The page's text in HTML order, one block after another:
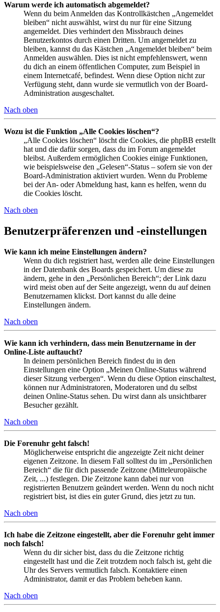
Warum werde ich automatisch abgemeldet?
Wenn du beim Anmelden das Kontrollkästchen „Angemeldet
bleiben“ nicht auswählst, wirst du nur für eine Sitzung
angemeldet. Dies verhindert den Missbrauch deines
Benutzerkontos durch einen Dritten. Um angemeldet zu
bleiben, kannst du das Kästchen „Angemeldet bleiben“ beim
Anmelden auswählen. Dies ist nicht empfehlenswert, wenn
du dich an einem öffentlichen Computer, zum Beispiel in
einem Internetcafé, befindest. Wenn diese Option nicht zur
Verfügung steht, dann wurde sie vermutlich von der Board-
Administration ausgeschaltet.
Nach oben
Wozu ist die Funktion „Alle Cookies löschen“?
„Alle Cookies löschen“ löscht die Cookies, die phpBB erstellt
hat und die dafür sorgen, dass du im Forum angemeldet
bleibst. Außerdem ermöglichen Cookies einige Funktionen,
wie beispielsweise den „Gelesen“-Status – sofern sie von der
Board-Administration aktiviert wurden. Wenn du Probleme
bei der An- oder Abmeldung hast, kann es helfen, wenn du
die Cookies löscht.
Nach oben
Benutzerpräferenzen und -einstellungen
Wie kann ich meine Einstellungen ändern?
Wenn du dich registriert hast, werden alle deine Einstellungen
in der Datenbank des Boards gespeichert. Um diese zu
ändern, gehe in den „Persönlichen Bereich“; der Link dazu
wird meist oben auf der Seite angezeigt, wenn du auf deinen
Benutzernamen klickst. Dort kannst du alle deine
Einstellungen ändern.
Nach oben
Wie kann ich verhindern, dass mein Benutzername in der
Online-Liste auftaucht?
In deinem persönlichen Bereich findest du in den
Einstellungen eine Option „Meinen Online-Status während
dieser Sitzung verbergen“. Wenn du diese Option einschaltest,
können nur Administratoren, Moderatoren und du selbst
deinen Online-Status sehen. Du wirst dann als unsichtbarer
Besucher gezählt.
Nach oben
Die Forenuhr geht falsch!
Möglicherweise entspricht die angezeigte Zeit nicht deiner
eigenen Zeitzone. In diesem Fall solltest du im „Persönlichen
Bereich“ die für dich passende Zeitzone (Mitteleuropäische
Zeit, ...) festlegen. Die Zeitzone kann dabei nur von
registrierten Benutzern geändert werden. Wenn du noch nicht
registriert bist, ist dies ein guter Grund, dies jetzt zu tun.
Nach oben
Ich habe die Zeitzone eingestellt, aber die Forenuhr geht immer
noch falsch!
Wenn du dir sicher bist, dass du die Zeitzone richtig
eingestellt hast und die Zeit trotzdem noch falsch ist, geht die
Uhr des Servers vermutlich falsch. Kontaktiere einen
Administrator, damit er das Problem beheben kann.
Nach oben